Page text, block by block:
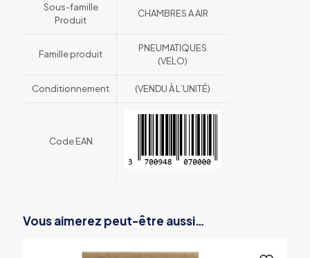
Sous-famille
Produit
CHAMBRES A AIR
Famille produit
PNEUMATIQUES
(VELO)
Conditionnement (VENDU À L’UNITÉ)
Code EAN
Vous aimerez peut-être aussi…